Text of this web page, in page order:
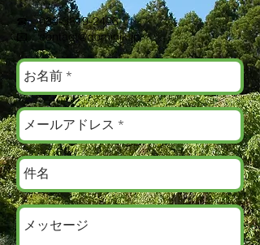
☎080-3819-2403
​📧contact@dominik.jp